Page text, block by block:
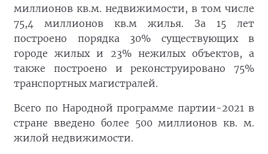
миллионов кв.м. недвижимости, в том числе
75,4 миллионов кв.м жилья. За 15 лет
построено порядка 30% существующих в
городе жилых и 23% нежилых объектов, а
также построено и реконструировано 75%
транспортных магистралей.
Всего по Народной программе партии-2021 в
стране введено более 500 миллионов кв. м.
жилой недвижимости.